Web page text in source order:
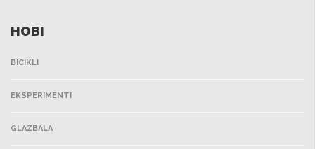
HOBI
BICIKLI
EKSPERIMENTI
GLAZBALA